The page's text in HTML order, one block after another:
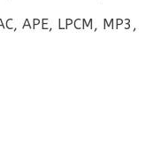
APE, LPCM, MP3,